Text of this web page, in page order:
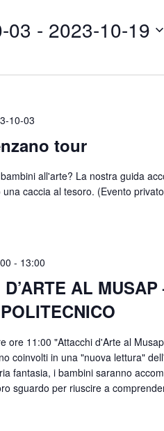
03 - 2023-10-19
tour
10-03
all'arte? La nostra guida
una caccia al tesoro. (Evento
D’ARTE AL
- 13:00
ore 11:00 "Attacchi d'Arte al
coinvolti in una "nuova lettura"
fantasia, i bambini saranno
sguardo per riuscire a